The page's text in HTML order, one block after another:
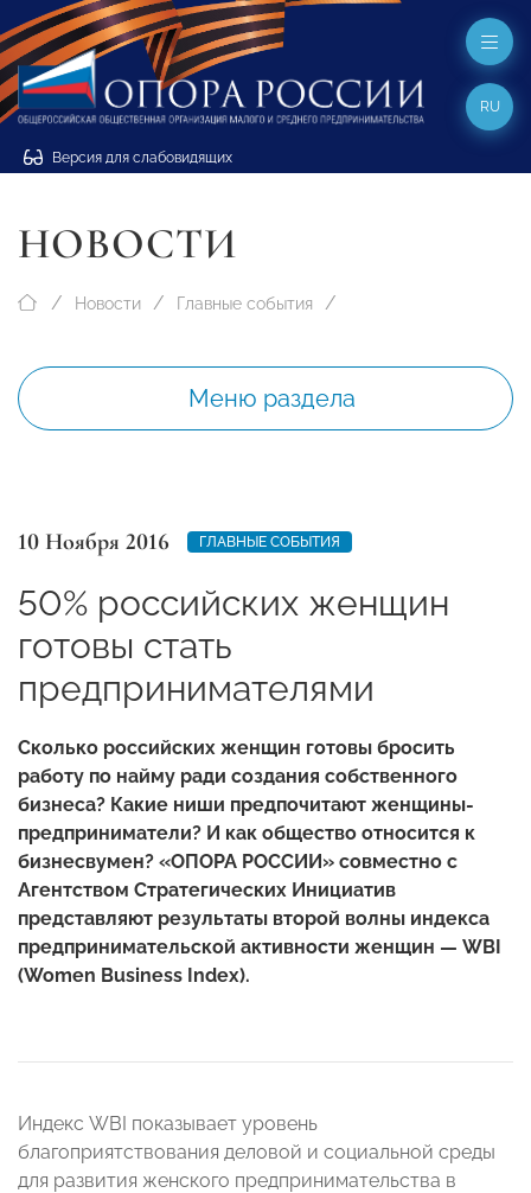
Версия для слабовидящих
RU
НОВОСТИ
Новости Главные события
Меню раздела
10 Ноября 2016 ГЛАВНЫЕ СОБЫТИЯ
50% российских женщин
готовы стать
предпринимателями
Сколько российских женщин готовы бросить
работу по найму ради создания собственного
бизнеса? Какие ниши предпочитают женщины-
предприниматели? И как общество относится к
бизнесвумен? «ОПОРА РОССИИ» совместно с
Агентством Стратегических Инициатив
представляют результаты второй волны индекса
предпринимательской активности женщин — WBI
(Women Business Index).
Индекс WBI показывает уровень
благоприятствования деловой и социальной среды
для развития женского предпринимательства в